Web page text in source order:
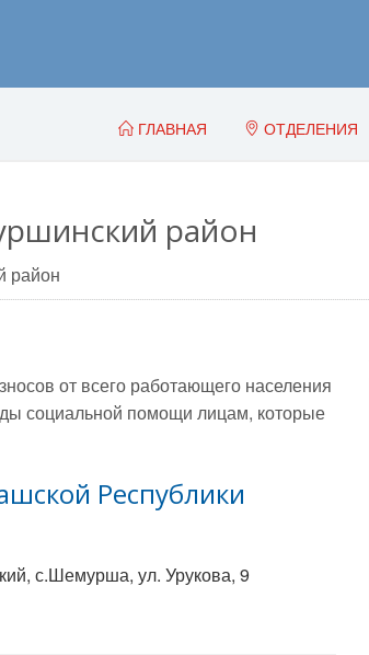
ГЛАВНАЯ ОТДЕЛЕНИЯ
район
район
от всего работающего населения
социальной помощи лицам, которые
Республики
с.Шемурша, ул. Урукова, 9